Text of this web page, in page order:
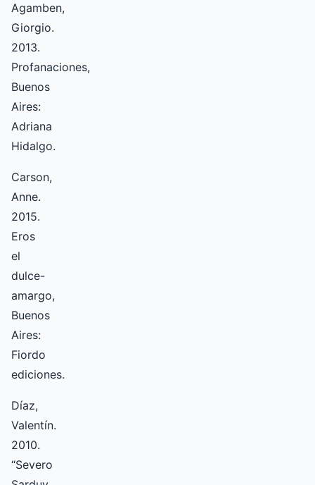
Agamben,
Giorgio.
2013.
Profanaciones,
Buenos
Aires:
Adriana
Hidalgo.
Carson,
Anne.
2015.
Eros
el
dulce-
amargo,
Buenos
Aires:
Fiordo
ediciones.
Díaz,
Valentín.
2010.
“Severo